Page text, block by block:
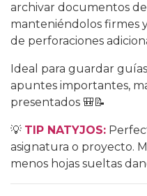
archivar documentos
manteniéndolos firmes
de perforaciones
Ideal para guardar
apuntes importantes,
presentados 🎒📝
💡 TIP NATYJOS:
asignatura o proyecto.
menos hojas sueltas